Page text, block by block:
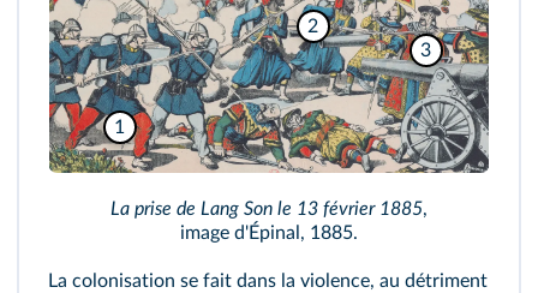
1
2
3
La prise de Lang Son le 13 février 1885,
image d'Épinal, 1885.
La colonisation se fait dans la violence, au détriment